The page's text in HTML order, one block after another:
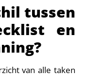
tussen
en
van alle taken